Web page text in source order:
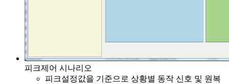
피크제어 시나리오
피크설정값을 기준으로 상황별 동작 신호 및 원복